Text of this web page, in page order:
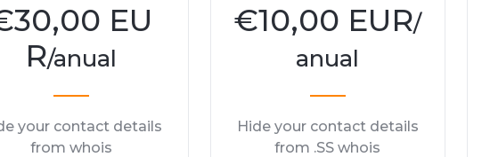
30,00 EU
R/anual
your contact details
from whois
€10,00 EUR/
anual
Hide your contact details
from .SS whois